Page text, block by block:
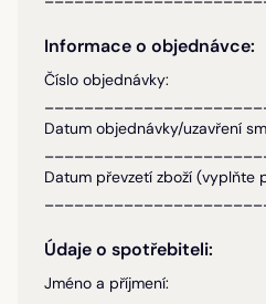
Informace o objednávce:
Číslo objednávky:
Datum objednávky/uzavření
Datum převzetí zboží (vyplňte
Údaje o spotřebiteli:
Jméno a příjmení: